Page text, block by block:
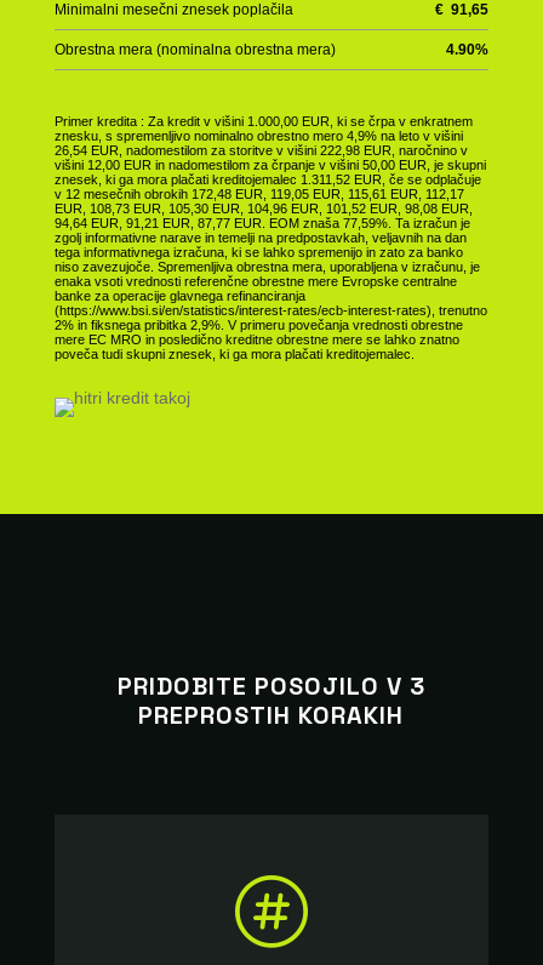
Minimalni mesečni znesek poplačila €91,65
Obrestna mera (nominalna obrestna mera) 4.90%
Primer kredita : Za kredit v višini 1.000,00 EUR, ki se črpa v enkratnem
znesku, s spremenljivo nominalno obrestno mero 4,9% na leto v višini
26,54 EUR, nadomestilom za storitve v višini 222,98 EUR, naročnino v
višini 12,00 EUR in nadomestilom za črpanje v višini 50,00 EUR, je skupni
znesek, ki ga mora plačati kreditojemalec 1.311,52 EUR, če se odplačuje
v 12 mesečnih obrokih 172,48 EUR, 119,05 EUR, 115,61 EUR, 112,17
EUR, 108,73 EUR, 105,30 EUR, 104,96 EUR, 101,52 EUR, 98,08 EUR,
94,64 EUR, 91,21 EUR, 87,77 EUR. EOM znaša 77,59%. Ta izračun je
zgolj informativne narave in temelji na predpostavkah, veljavnih na dan
tega informativnega izračuna, ki se lahko spremenijo in zato za banko
niso zavezujoče. Spremenljiva obrestna mera, uporabljena v izračunu, je
enaka vsoti vrednosti referenčne obrestne mere Evropske centralne
banke za operacije glavnega refinanciranja
(https://www.bsi.si/en/statistics/interest-rates/ecb-interest-rates), trenutno
2% in fiksnega pribitka 2,9%. V primeru povečanja vrednosti obrestne
mere EC MRO in posledično kreditne obrestne mere se lahko znatno
poveča tudi skupni znesek, ki ga mora plačati kreditojemalec.
PRIDOBITE POSOJILO V 3
PREPROSTIH KORAKIH
